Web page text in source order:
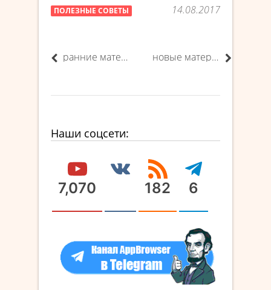
ПОЛЕЗНЫЕ СОВЕТЫ 14.08.2017
ранние материалы новые материалы
Наши соцсети:
7,070 182 6